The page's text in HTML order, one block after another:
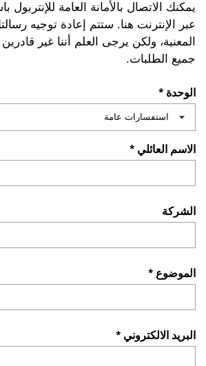
يمكنك الاتصال بالأمانة العامة للإنتربول
عبر الإنترنت هنا. ستتم إعادة توجيه
المعنية، ولكن يرجى العلم أننا غير
جميع الطلبات.
الوحدة *
الاسم العائلي *
الشركة
الموضوع *
البريد الالكتروني *